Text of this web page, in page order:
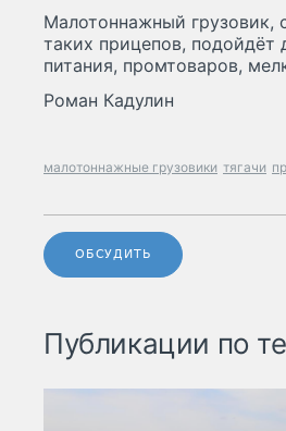
Малотоннажный грузовик,
таких прицепов, подойдёт
питания, промтоваров,
Роман Кадулин
малотоннажные грузовики тягачи
ОБСУДИТЬ
Публикации по